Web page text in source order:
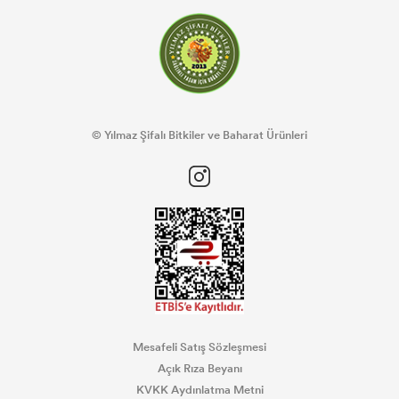
© Yılmaz Şifalı Bitkiler ve Baharat Ürünleri
Mesafeli Satış Sözleşmesi
Açık Rıza Beyanı
KVKK Aydınlatma Metni